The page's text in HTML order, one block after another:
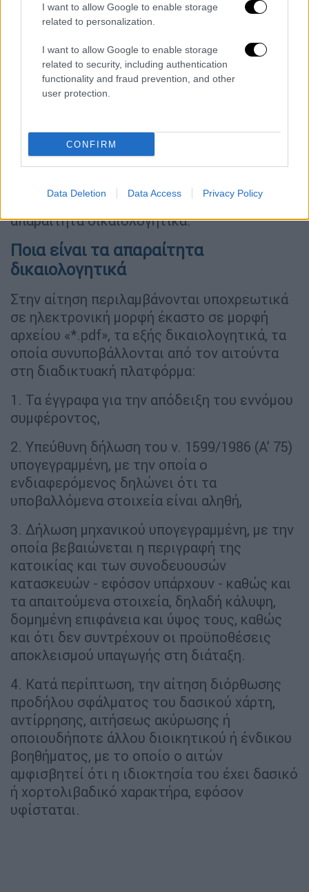
I want to allow Google to enable storage
related to personalization.
I want to allow Google to enable storage
related to security, including authentication
functionality and fraud prevention, and other
user protection.
CONFIRM
Data Deletion Data Access Privacy Policy
πλατφόρμας. Η επιφάνεια του γεωτεμαχίου
υπολογίζεται αυτόματα σε τ.μ. από την
διαδικτυακή πλατφόρμα.
Εντός της συνολικής προθεσμίας υποβολής
αντιρρήσεων κατά του περιεχομένου των
εκάστοτε περιοχής δηλ. έως τη λήξη της
προθεσμίας και για όσους κατοικούν μόνιμα
ή διαμένουν στην αλλοδαπή, ο
ενδιαφερόμενος υποβάλλει μέσω της
πλατφόρμας, ηλεκτρονικά την αίτηση με τα
απαραίτητα δικαιολογητικά.
Ποια είναι τα απαραίτητα
δικαιολογητικά
Στην αίτηση περιλαμβάνονται υποχρεωτικά
σε ηλεκτρονική μορφή έκαστο σε μορφή
αρχείου «*.pdf», τα εξής δικαιολογητικά, τα
οποία συνυποβάλλονται από τον αιτούντα
στη διαδικτυακή πλατφόρμα:
1. Τα έγγραφα για την απόδειξη του εννόμου
συμφέροντος,
2. Υπεύθυνη δήλωση του ν. 1599/1986 (Α’ 75)
υπογεγραμμένη, με την οποία ο
ενδιαφερόμενος δηλώνει ότι τα
υποβαλλόμενα στοιχεία είναι αληθή,
3. Δήλωση μηχανικού υπογεγραμμένη, με την
οποία βεβαιώνεται η περιγραφή της
κατοικίας και των συνοδευουσών
κατασκευών - εφόσον υπάρχουν - καθώς και
τα απαιτούμενα στοιχεία, δηλαδή κάλυψη,
δομημένη επιφάνεια και ύψος τους, καθώς
και ότι δεν συντρέχουν οι προϋποθέσεις
αποκλεισμού υπαγωγής στη διάταξη.
4. Κατά περίπτωση, την αίτηση διόρθωσης
προδήλου σφάλματος του δασικού χάρτη,
αντίρρησης, αιτήσεως ακύρωσης ή
οποιουδήποτε άλλου διοικητικού ή ένδικου
βοηθήματος, με το οποίο ο αιτών
αμφισβητεί ότι η ιδιοκτησία του έχει δασικό
ή χορτολιβαδικό χαρακτήρα, εφόσον
υφίσταται.